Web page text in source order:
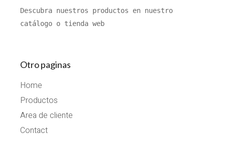
Descubra nuestros productos en nuestro
catálogo o tienda web
Otro paginas
Home
Productos
Area de cliente
Contact